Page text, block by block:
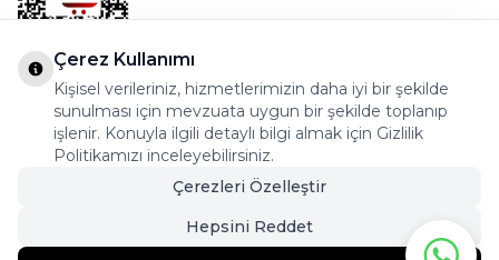
Bostancı Mah. Dar yol Sok. Safir sitesi 5/1 B Blok
Kadıköy - İSTANBUL
info@cekmeceonline.com
Çerez Kullanımı
Kişisel verileriniz, hizmetlerimizin daha iyi bir şekilde
sunulması için mevzuata uygun bir şekilde toplanıp
işlenir. Konuyla ilgili detaylı bilgi almak için Gizlilik
Politikamızı inceleyebilirsiniz.
Çerezleri Özelleştir
Hepsini Reddet